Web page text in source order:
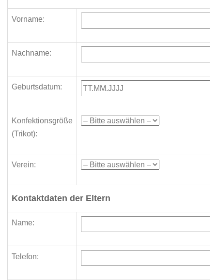
Vorname:
Nachname:
Geburtsdatum:
Konfektionsgröße
(Trikot):
Verein:
Kontaktdaten der Eltern
Name:
Telefon: